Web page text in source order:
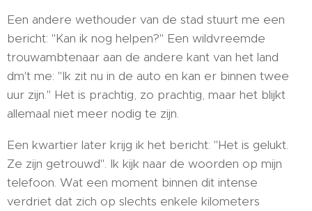
Een andere wethouder van de stad stuurt me een
bericht: "Kan ik nog helpen?" Een wildvreemde
trouwambtenaar aan de andere kant van het land
dm't me: "Ik zit nu in de auto en kan er binnen twee
uur zijn." Het is prachtig, zo prachtig, maar het blijkt
allemaal niet meer nodig te zijn.
Een kwartier later krijg ik het bericht: "Het is gelukt.
Ze zijn getrouwd". Ik kijk naar de woorden op mijn
telefoon. Wat een moment binnen dit intense
verdriet dat zich op slechts enkele kilometers